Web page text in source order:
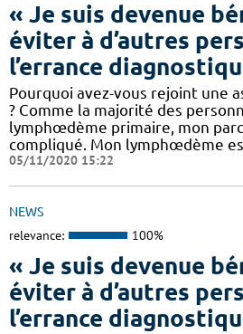
« Je suis devenue
éviter à d’autres
l’errance
Pourquoi avez-vous rejoint une
? Comme la majorité des
lymphœdème primaire, mon
compliqué. Mon lymphœdème
05/11/2020 15:22
NEWS
relevance: 100%
« Je suis devenue
éviter à d’autres
l’errance